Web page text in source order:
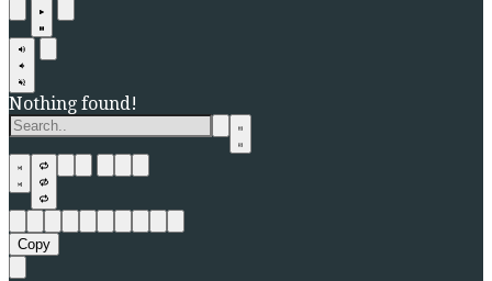
Nothing found!
Copy